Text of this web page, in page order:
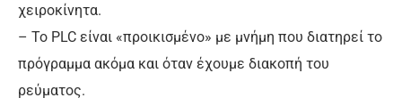
χειροκίνητα.
– Το PLC είναι «προικισμένο» με μνήμη που διατηρεί το
πρόγραμμα ακόμα και όταν έχουμε διακοπή του
ρεύματος.